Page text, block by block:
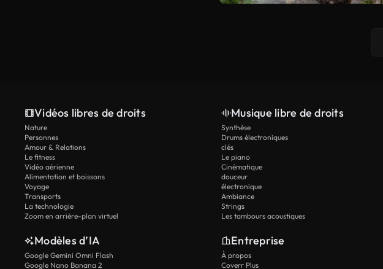
Vidéos libres de droits
Nature
Personnes
Amour & Relations
Le fitness
Vidéo aérienne
Alimentation et boissons
Voyage
Transports
La technologie
Zoom en arrière-plan virtuel
Musique libre de droits
Synthèse
Drums électroniques
clés
Le piano
Cinématique
douceur
électronique
Ambiance
Strings
Les tambours acoustiques
Modèles d’IA
Google Gemini Omni Flash
Google Nano Banana 2
Entreprise
À propos
Coverr Plus